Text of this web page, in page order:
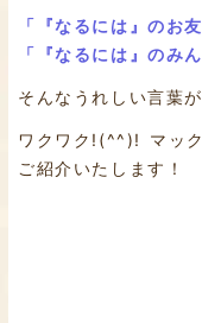
「『なるには』のお
「『なるには』のみ
そんなうれしい言葉
ワクワク!(^^)! マッ
ご紹介いたします！